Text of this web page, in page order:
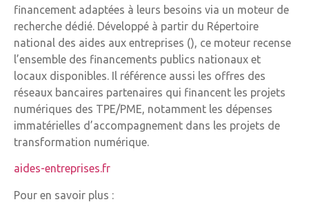
financement adaptées à leurs besoins via un moteur de
recherche dédié. Développé à partir du Répertoire
national des aides aux entreprises (), ce moteur recense
l’ensemble des financements publics nationaux et
locaux disponibles. Il référence aussi les offres des
réseaux bancaires partenaires qui financent les projets
numériques des TPE/PME, notamment les dépenses
immatérielles d’accompagnement dans les projets de
transformation numérique.
aides-entreprises.fr
Pour en savoir plus :